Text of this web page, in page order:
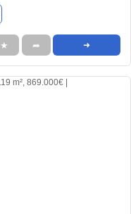
★ ➦ ➜